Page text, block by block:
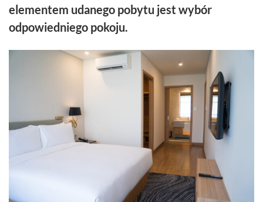
elementem udanego pobytu jest wybór
odpowiedniego pokoju.